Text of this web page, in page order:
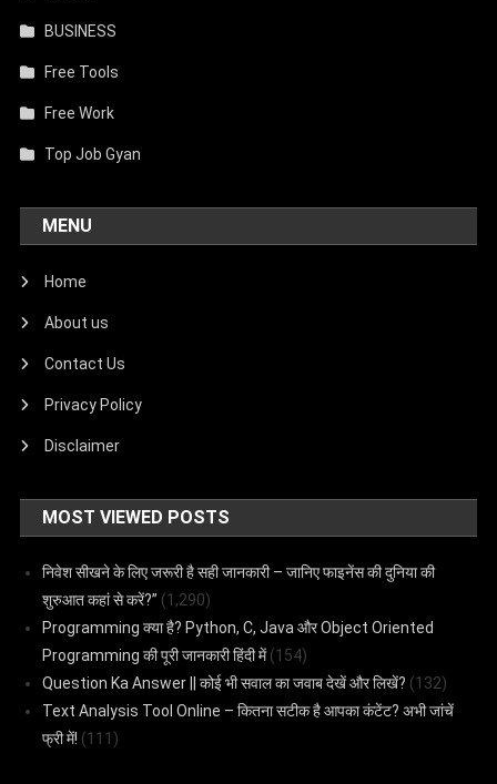
BUSINESS
Free Tools
Free Work
Top Job Gyan
MENU
Home
About us
Contact Us
Privacy Policy
Disclaimer
MOST VIEWED POSTS
निवेश सीखने के लिए जरूरी है सही जानकारी – जानिए फाइनेंस की दुनिया की
शुरुआत कहां से करें?” (1,290)
Programming क्या है? Python, C, Java और Object Oriented
Programming की पूरी जानकारी हिंदी में (154)
Question Ka Answer || कोई भी सवाल का जवाब देखें और लिखें? (132)
Text Analysis Tool Online – कितना सटीक है आपका कंटेंट? अभी जांचें
फ्री में! (111)